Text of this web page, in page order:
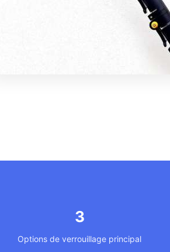
3
Options de verrouillage principal